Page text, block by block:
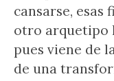
cansarse, esas
otro arquetipo
pues viene de
de una